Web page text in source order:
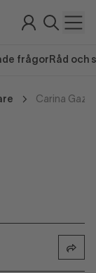
frågor Råd och
Carina